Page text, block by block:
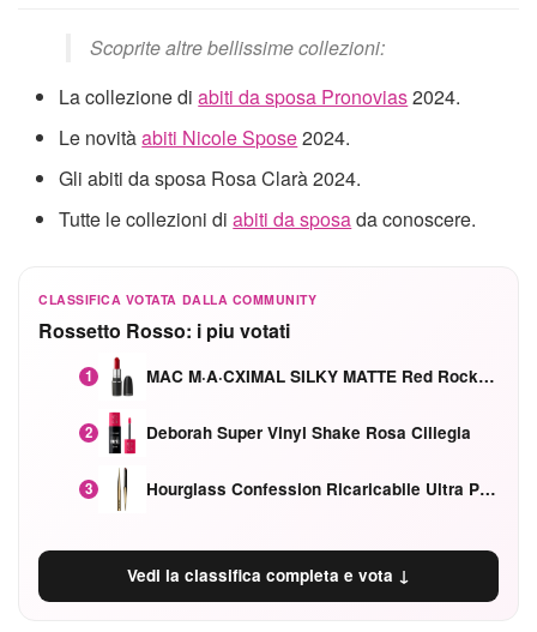
Scoprite altre bellissime collezioni:
La collezione diabiti da sposa Pronovias2024.
Le novitàabiti Nicole Spose2024.
Gli abiti da sposa Rosa Clarà 2024.
Tutte le collezioni diabiti da sposada conoscere.
CLASSIFICA VOTATA DALLA COMMUNITY
Rossetto Rosso: i piu votati
1 MAC M·A·CXIMAL SILKY MATTE Red Rock mat
2 Deborah Super Vinyl Shake Rosa Ciliegia
3 Hourglass Confession Ricaricabile Ultra Preciso Ad Alta Intensità Secretly Classic Red
Vedi la classifica completa e vota ↓